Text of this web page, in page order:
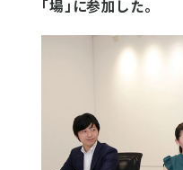
「場」に参加した。